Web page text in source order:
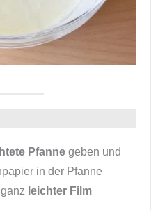
Pfanne geben und
in der Pfanne
leichter Film